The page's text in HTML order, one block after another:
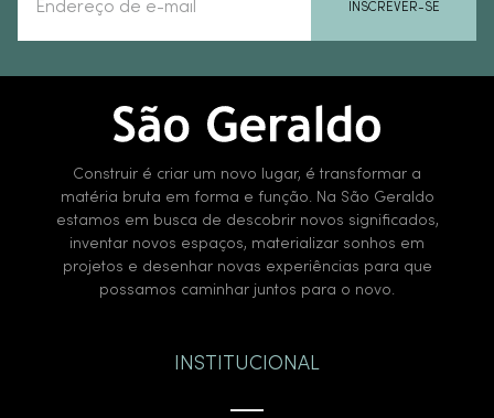
INSCREVER-SE
Construir é criar um novo lugar, é transformar a
matéria bruta em forma e função. Na São Geraldo
estamos em busca de descobrir novos significados,
inventar novos espaços, materializar sonhos em
projetos e desenhar novas experiências para que
possamos caminhar juntos para o novo.
INSTITUCIONAL